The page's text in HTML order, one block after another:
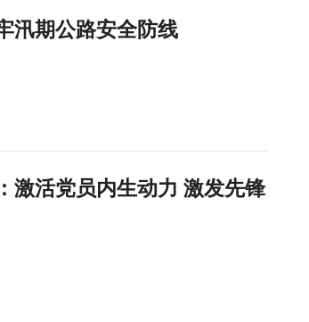
汛期公路安全防线
激活党员内生动力 激发先锋